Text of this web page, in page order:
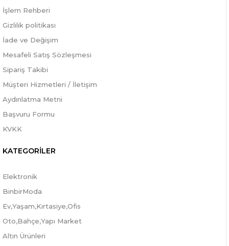
İşlem Rehberi
Gizlilik politikası
İade ve Değişim
Mesafeli Satış Sözleşmesi
Sipariş Takibi
Müşteri Hizmetleri / İletişim
Aydınlatma Metni
Başvuru Formu
KVKK
KATEGORİLER
Elektronik
BinbirModa
Ev,Yaşam,Kırtasiye,Ofis
Oto,Bahçe,Yapı Market
Altın Ürünleri